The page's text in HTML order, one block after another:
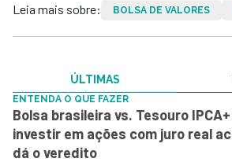
Leia mais sobre: BOLSA DE VALORES
ÚLTIMAS
ENTENDA O QUE FAZER
Bolsa brasileira vs. Tesouro
investir em ações com juro real
dá o veredito